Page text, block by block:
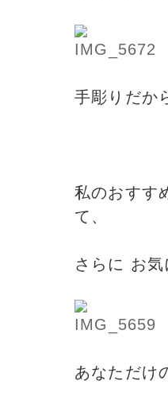
手彫りだか
私のおすす
て、
さらに お
あなただけ